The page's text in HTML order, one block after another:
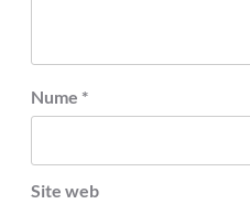
Nume *
Site web